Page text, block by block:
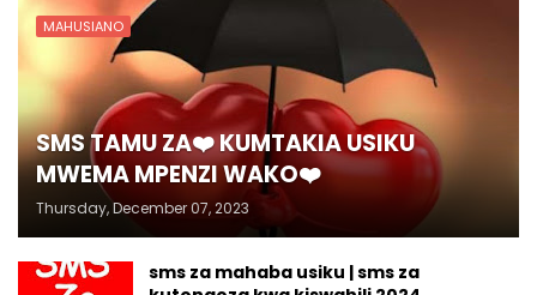
MAHUSIANO
SMS TAMU ZA❤️ KUMTAKIA USIKU
MWEMA MPENZI WAKO❤️
Thursday, December 07, 2023
sms za mahaba usiku | sms za